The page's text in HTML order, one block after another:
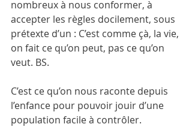
nombreux à nous conformer, à
accepter les règles docilement, sous
prétexte d’un : C’est comme çà, la vie,
on fait ce qu’on peut, pas ce qu’on
veut. BS.
C’est ce qu’on nous raconte depuis
l’enfance pour pouvoir jouir d’une
population facile à contrôler.